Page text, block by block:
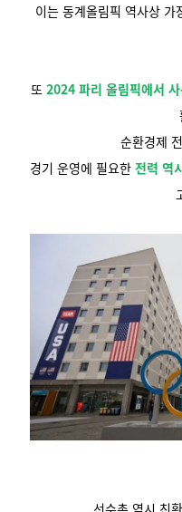
이는 동계올림픽 역사상
또 2024 파리 올림픽에서
순환경제
경기 운영에 필요한전력 역
선수촌 역시 친